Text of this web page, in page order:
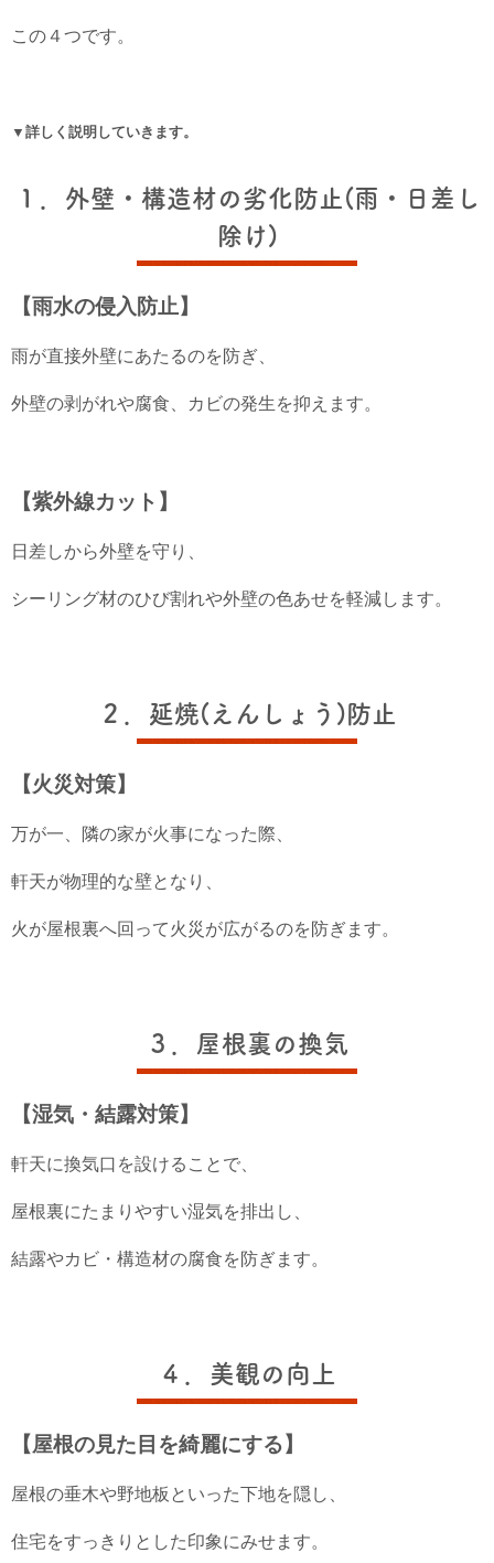
この４つです。
▼詳しく説明していきます。
１．外壁・構造材の劣化防止(雨・日差し
除け)
【雨水の侵入防止】
雨が直接外壁にあたるのを防ぎ、
外壁の剥がれや腐食、カビの発生を抑えます。
【紫外線カット】
日差しから外壁を守り、
シーリング材のひび割れや外壁の色あせを軽減します。
２．延焼(えんしょう)防止
【火災対策】
万が一、隣の家が火事になった際、
軒天が物理的な壁となり、
火が屋根裏へ回って火災が広がるのを防ぎます。
３．屋根裏の換気
【湿気・結露対策】
軒天に換気口を設けることで、
屋根裏にたまりやすい湿気を排出し、
結露やカビ・構造材の腐食を防ぎます。
４．美観の向上
【屋根の見た目を綺麗にする】
屋根の垂木や野地板といった下地を隠し、
住宅をすっきりとした印象にみせます。